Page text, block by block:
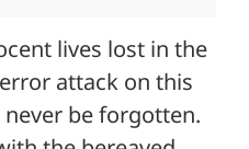
lives lost in the
attack on this
never be forgotten.